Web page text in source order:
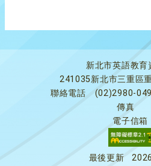
新北市英語教育
241035新北市三重區
聯絡電話
(02)2980-
傳真
電子信箱
最後更新